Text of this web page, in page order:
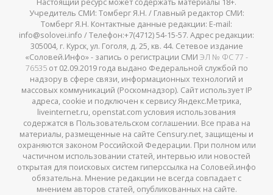
Учредитель СМИ: Томберг Я.Н. / Главный редактор СМИ:
Томберг Я.Н. Контактные данные редакции: E-mail:
info@solovei.info / Телефон:+7(4712) 54-15-57. Адрес редакции:
305004, г. Курск, ул. Гоголя, д. 25, кв. 44. Сетевое издание
«Соловей.Инфо» - запись о регистрации СМИ ЭЛ № ФС 77 -
76535от 02.09.2019 года выдано Федеральной службой по
надзору в сфере связи, информационных технологий и
массовых коммуникаций (Роскомнадзор). Сайт использует IP
адреса, cookie и подключен к сервису Яндекс.Метрика,
liveinternet.ru, openstat.com условия использования
содержатся в Пользовательском соглашении. Все права на
материалы, размещенные на сайте Censury.net, защищены и
охраняются законом Российской Федерации. При полном или
частичном использовании статей, интервью или новостей
открытая для поисковых систем гиперссылка на Соловей.инфо
обязательна. Мнение редакции не всегда совпадает с
мнением авторов статей, опубликованных на сайте.